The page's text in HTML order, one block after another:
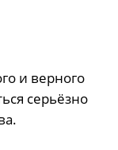
и верного
серьёзно